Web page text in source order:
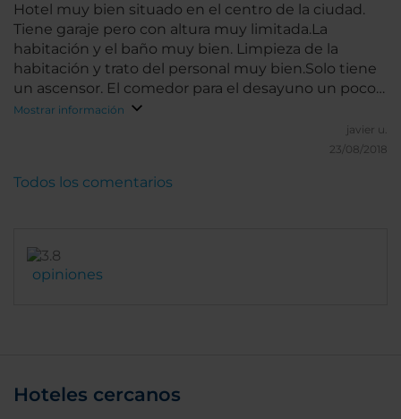
Hotel muy bien situado en el centro de la ciudad.
Tiene garaje pero con altura muy limitada.La
habitación y el baño muy bien. Limpieza de la
habitación y trato del personal muy bien.Solo tiene
un ascensor. El comedor para el desayuno un poco
justo de espacio.
Mostrar información
javier u.
23/08/2018
opiniones
Todos los comentarios
Hoteles cercanos